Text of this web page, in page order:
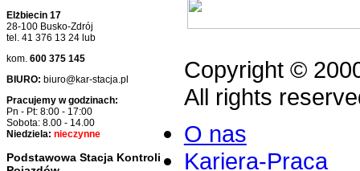
Elżbiecin 17
28-100 Busko-Zdrój
tel. 41 376 13 24 lub
kom. 600 375 145
BIURO: biuro@kar-stacja.pl
Pracujemy w godzinach:
Pn - Pt: 8:00 - 17:00
Sobota: 8.00 - 14.00
Niedziela: nieczynne
Podstawowa Stacja Kontroli
Copyright ©
All rights
O nas
Kariera-Praca